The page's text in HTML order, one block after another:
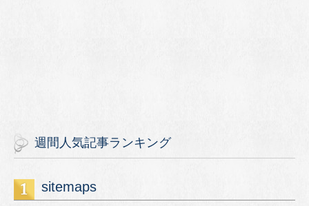
週間人気記事ランキング
sitemaps